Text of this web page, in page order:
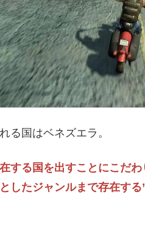
る国はベネズエラ。
する国を出すことにこだ
したジャンルまで存在す